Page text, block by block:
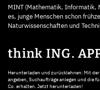
MINT (Mathematik, Informatik,
es, junge Menschen schon
Naturwissenschaften und
think ING.
Herunterladen und zurücklehnen: Mit
angeben, Suchaufträge anlegen und die
Co. erhalten. Jetzt herunterladen!